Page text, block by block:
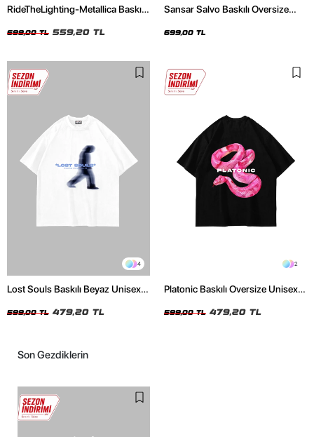
RideTheLighting-Metallica Baskılı
Tshirt
699,00 TL 559,20 TL
Sansar Salvo Baskılı Oversize
699,00 TL
4
Lost Souls Baskılı Beyaz Unisex
599,00 TL 479,20 TL
2
Platonic Baskılı Oversize Unisex
599,00 TL 479,20 TL
Son Gezdiklerin